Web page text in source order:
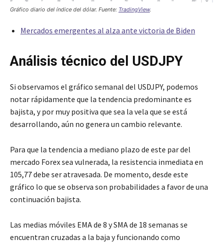
Gráfico diario del índice del dólar. Fuente: TradingView.
Mercados emergentes al alza ante victoria de Biden
Análisis técnico del USDJPY
Si observamos el gráfico semanal del USDJPY, podemos
notar rápidamente que la tendencia predominante es
bajista, y por muy positiva que sea la vela que se está
desarrollando, aún no genera un cambio relevante.
Para que la tendencia a mediano plazo de este par del
mercado Forex sea vulnerada, la resistencia inmediata en
105,77 debe ser atravesada. De momento, desde este
gráfico lo que se observa son probabilidades a favor de una
continuación bajista.
Las medias móviles EMA de 8 y SMA de 18 semanas se
encuentran cruzadas a la baja y funcionando como